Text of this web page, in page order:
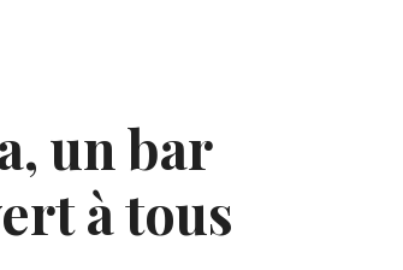
un bar
à tous